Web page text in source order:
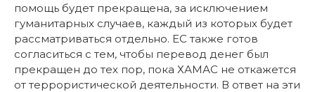
помощь будет прекращена, за исключением
гуманитарных случаев, каждый из которых будет
рассматриваться отдельно. ЕС также готов
согласиться с тем, чтобы перевод денег был
прекращен до тех пор, пока ХАМАС не откажется
от террористической деятельности. В ответ на эти